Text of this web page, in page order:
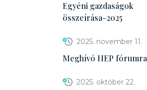
Egyéni gazdaságok
összeírása-2025
2025. november 11.
Meghívó HEP fórumra
2025. október 22.